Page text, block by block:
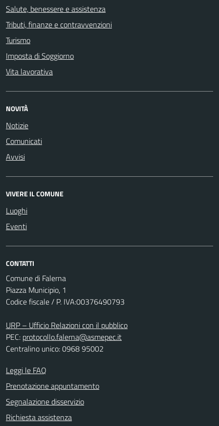
Salute, benessere e assistenza
Tributi, finanze e contravvenzioni
Turismo
Imposta di Soggiorno
Vita lavorativa
NOVITÀ
Notizie
Comunicati
Avvisi
VIVERE IL COMUNE
Luoghi
Eventi
CONTATTI
Comune di Falerna
Piazza Municipio, 1
Codice fiscale / P. IVA:00376490793
URP – Ufficio Relazioni con il pubblico
PEC: protocollo.falerna@asmepec.it
Centralino unico: 0968 95002
Leggi le FAQ
Prenotazione appuntamento
Segnalazione disservizio
Richiesta assistenza